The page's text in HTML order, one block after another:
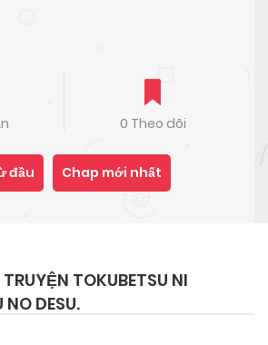
0 Theo dõi
đầu Chap mới nhất
TOKUBETSU NI
DESU.